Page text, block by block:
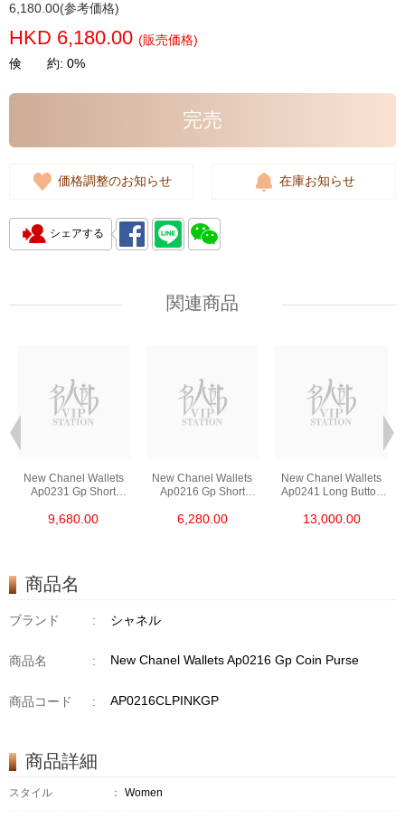
6,180.00(参考価格)
HKD 6,180.00 (販売価格)
倹 約: 0%
完売
価格調整のお知らせ 在庫お知らせ
シェアする
関連商品
New Chanel Wallets
Ap0231 Gp Short
9,680.00
New Chanel Wallets
Ap0216 Gp Short
6,280.00
New Chanel Wallets
Ap0241 Long Button
13,000.00
商品名
ブランド : シャネル
商品名 : New Chanel Wallets Ap0216 Gp Coin Purse
商品コード : AP0216CLPINKGP
商品詳細
スタイル ： Women